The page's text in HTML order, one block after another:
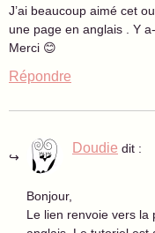
J’ai beaucoup aimé cet
une page en anglais . Y
Merci 😊
Répondre
Doudie dit :
Bonjour,
Le lien renvoie vers la